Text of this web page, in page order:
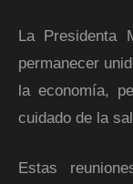
La Presidenta
permanecer
la economía,
cuidado de la
Estas